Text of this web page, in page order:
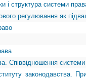
і структура системи
регулювання як
Співвідношення
законодавства.